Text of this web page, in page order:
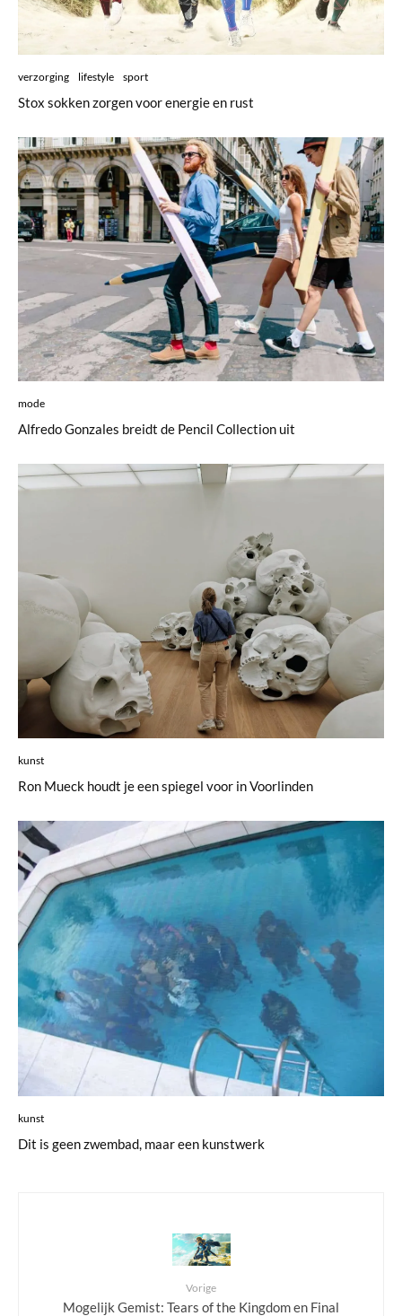
verzorging lifestyle sport
Stox sokken zorgen voor energie en rust
mode
Alfredo Gonzales breidt de Pencil Collection uit
kunst
Ron Mueck houdt je een spiegel voor in Voorlinden
kunst
Dit is geen zwembad, maar een kunstwerk
Vorige
Mogelijk Gemist: Tears of the Kingdom en Final